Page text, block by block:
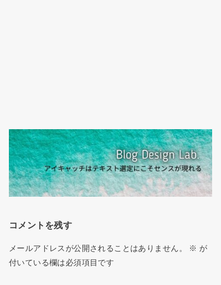
コメントを残す
メールアドレスが公開されることはありません。 ※ が
付いている欄は必須項目です